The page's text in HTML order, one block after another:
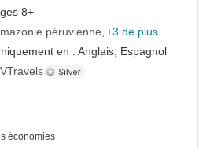
8+
péruvienne +3 de plus
en : Anglais, Espagnol
économies